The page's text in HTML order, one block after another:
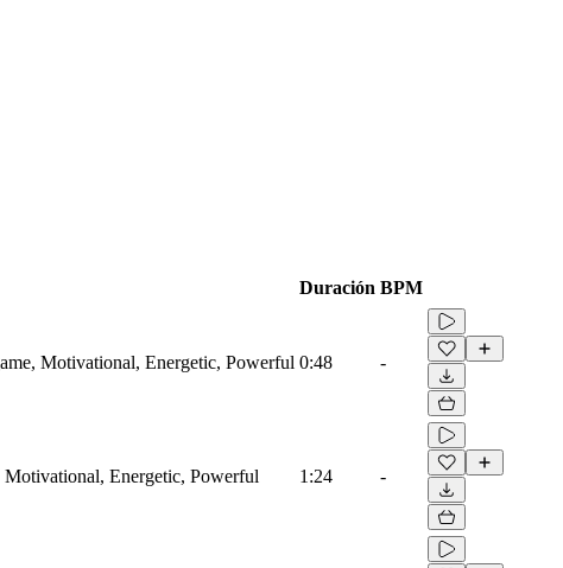
Duración BPM
Motivational, Energetic, Powerful 0:48 -
Energetic, Powerful 1:24 -